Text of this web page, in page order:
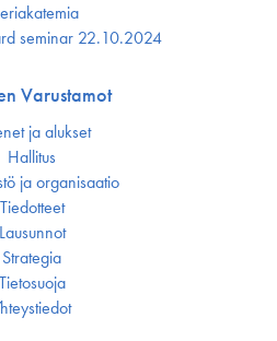
seminar 22.10.2024
Varustamot
ja alukset
Hallitus
ja organisaatio
Tiedotteet
Lausunnot
Strategia
Tietosuoja